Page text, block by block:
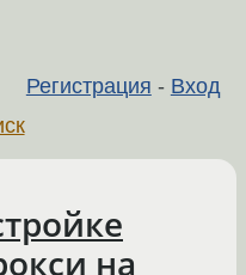
Регистрация - Вход
на